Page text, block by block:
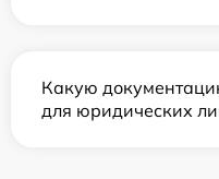
Какую
для юридических